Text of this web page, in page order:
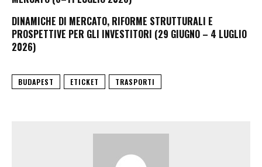
DINAMICHE DI MERCATO, RIFORME STRUTTURALI E
PROSPETTIVE PER GLI INVESTITORI (29 GIUGNO – 4 LUGLIO
2026)
BUDAPEST ETICKET TRASPORTI